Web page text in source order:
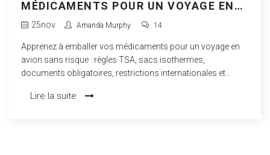
MÉDICAMENTS POUR UN VOYAGE EN
AVION : MEILLEURES PRATIQUES POUR
25nov. Amanda Murphy 14
Apprenez à emballer vos médicaments pour un voyage en
avion sans risque : règles TSA, sacs isothermes,
documents obligatoires, restrictions internationales et
Lire la suite